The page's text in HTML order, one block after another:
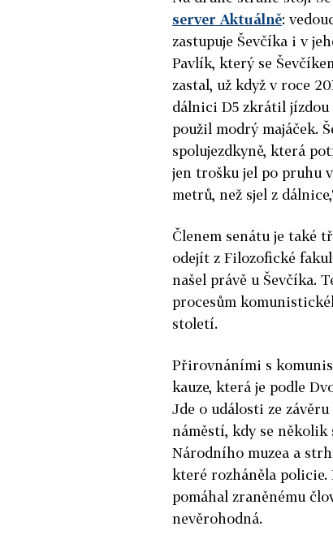
server Aktuálně:
zastupuje Ševčíka i v
Pavlík, který se
zastal, už když v roce
dálnici D5 zkrátil jízdou
použil modrý majáček.
spolujezdkyně, která
jen trošku jel po pruhu
metrů, než sjel z
Členem senátu je také
odejít z Filozofické
našel právě u Ševčíka.
procesům
století.
Přirovnáními s
kauze, která je podle
Jde o události ze
náměstí, kdy se
Národního muzea a
které rozháněla policie.
pomáhal zraněnému
nevěrohodná.